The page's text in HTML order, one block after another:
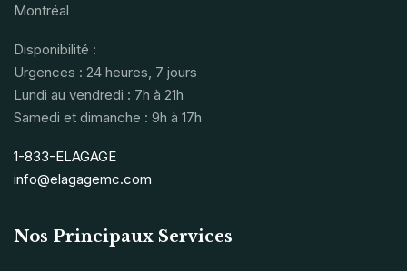
Montréal
Disponibilité :
Urgences : 24 heures, 7 jours
Lundi au vendredi : 7h à 21h
Samedi et dimanche : 9h à 17h
1-833-ELAGAGE
info@elagagemc.com
Nos Principaux Services